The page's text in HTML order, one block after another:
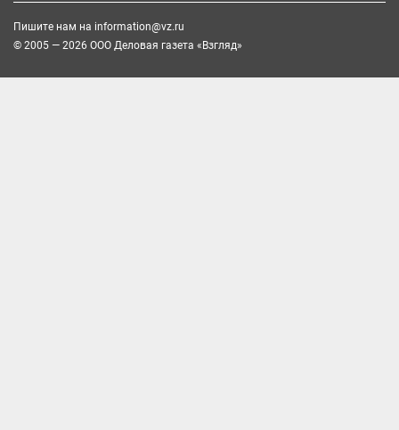
Пишите нам на information@vz.ru
© 2005 — 2026 ООО Деловая газета «Взгляд»